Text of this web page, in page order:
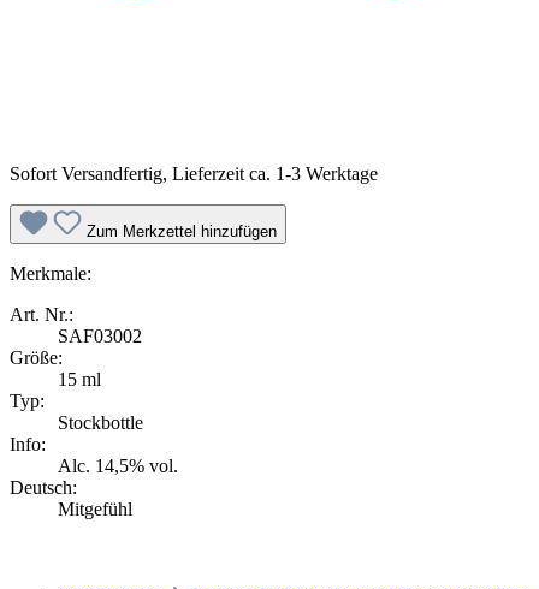
Sofort Versandfertig, Lieferzeit ca. 1-3 Werktage
Zum Merkzettel hinzufügen
Merkmale:
Art. Nr.:
SAF03002
Größe:
15 ml
Typ:
Stockbottle
Info:
Alc. 14,5% vol.
Deutsch:
Mitgefühl